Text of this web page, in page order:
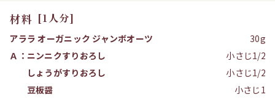
材料 [1人分]
アララ オーガニック ジャンボオーツ
30g
Ａ：ニンニクすりおろし
小さじ1/2
しょうがすりおろし
小さじ1/2
豆板醤
小さじ1